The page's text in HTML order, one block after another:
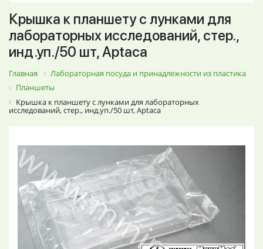
Крышка к планшету с лунками для
лабораторных исследований, стер.,
инд.уп./50 шт, Aptaca
Главная
Лабораторная посуда и принадлежности из пластика
Планшеты
Крышка к планшету с лунками для лабораторных
исследований, стер., инд.уп./50 шт, Aptaca